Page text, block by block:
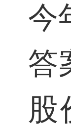
今
答
股